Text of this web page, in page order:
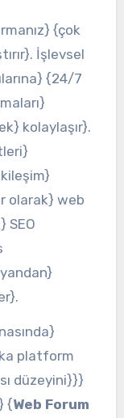
{çok
İşlevsel
{24/7
kolaylaşır}.
olarak} web
SEO
platform
düzeyini}}}
{Web Forum